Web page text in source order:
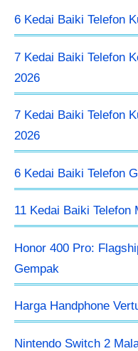
6 Kedai Baiki Telefon
7 Kedai Baiki Telefon
2026
7 Kedai Baiki Telefon
2026
6 Kedai Baiki Telefon
11 Kedai Baiki Telefon
Honor 400 Pro:
Gempak
Harga Handphone
Nintendo Switch 2